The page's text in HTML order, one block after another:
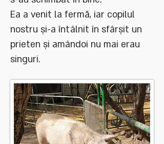
Ea a venit la fermă, iar copilul
nostru și-a întâlnit în sfârșit un
prieten și amândoi nu mai erau
singuri.